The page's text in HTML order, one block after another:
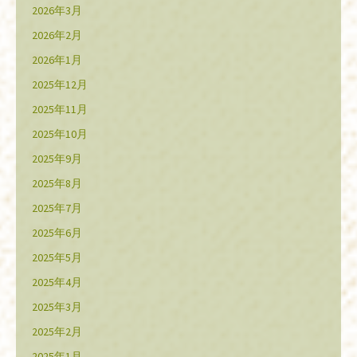
2026年3月
2026年2月
2026年1月
2025年12月
2025年11月
2025年10月
2025年9月
2025年8月
2025年7月
2025年6月
2025年5月
2025年4月
2025年3月
2025年2月